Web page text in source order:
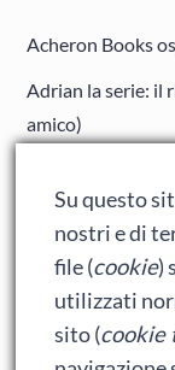
Acheron Books
Adrian la serie: il
amico)
Ralph spacca
Bumblebee: un
Meta
Su questo
nostri e di
file (cookie)
utilizzati
sito (cookie